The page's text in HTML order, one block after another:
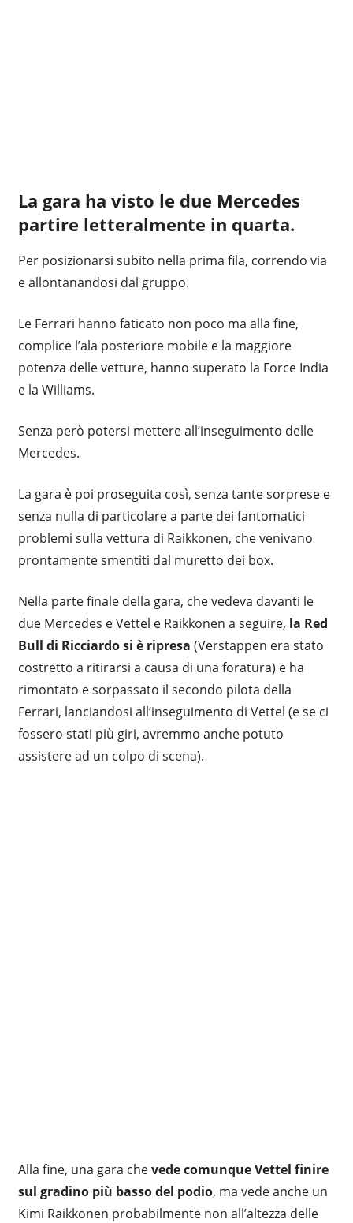
La gara ha visto le due Mercedes
partire letteralmente in quarta.
Per posizionarsi subito nella prima fila, correndo via
e allontanandosi dal gruppo.
Le Ferrari hanno faticato non poco ma alla fine,
complice l’ala posteriore mobile e la maggiore
potenza delle vetture, hanno superato la Force India
e la Williams.
Senza però potersi mettere all’inseguimento delle
Mercedes.
La gara è poi proseguita così, senza tante sorprese e
senza nulla di particolare a parte dei fantomatici
problemi sulla vettura di Raikkonen, che venivano
prontamente smentiti dal muretto dei box.
Nella parte finale della gara, che vedeva davanti le
due Mercedes e Vettel e Raikkonen a seguire, la Red
Bull di Ricciardo si è ripresa (Verstappen era stato
costretto a ritirarsi a causa di una foratura) e ha
rimontato e sorpassato il secondo pilota della
Ferrari, lanciandosi all’inseguimento di Vettel (e se ci
fossero stati più giri, avremmo anche potuto
assistere ad un colpo di scena).
Alla fine, una gara chevede comunque Vettel finire
sul gradino più basso del podio, ma vede anche un
Kimi Raikkonen probabilmente non all’altezza delle